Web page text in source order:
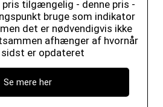
tilgængelig - denne pris -
bruge som indikator
det er nødvendigvis ikke
afhænger af hvornår
sidst er opdateret
Se mere her